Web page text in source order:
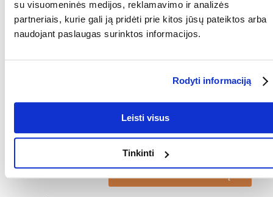
su visuomeninės medijos, reklamavimo ir analizės
partneriais, kurie gali ją pridėti prie kitos jūsų pateiktos arba
naudojant paslaugas surinktos informacijos.
Rodyti informaciją
Leisti visus
Tinkinti
TŪRIS (ML): 300
įsigijo. Žvaigždučių įvertinimas yra visų įvertinimų vidurkis.
Patikrinę atsiliepimus, paskelbsime ir teigiamus, ir neigiamus
PARAŠYTI ATSILIEPIMĄ